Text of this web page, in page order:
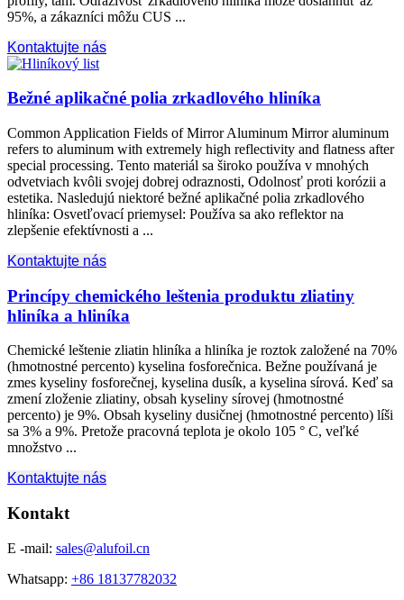
95%, a zákazníci môžu CUS ...
Kontaktujte nás
Bežné aplikačné polia zrkadlového hliníka
Common Application Fields of Mirror Aluminum Mirror aluminum
refers to aluminum with extremely high reflectivity and flatness after
special processing. Tento materiál sa široko používa v mnohých
odvetviach kvôli svojej dobrej odraznosti, Odolnosť proti korózii a
estetika. Nasledujú niektoré bežné aplikačné polia zrkadlového
hliníka: Osvetľovací priemysel: Používa sa ako reflektor na
zlepšenie efektívnosti a ...
Kontaktujte nás
Princípy chemického leštenia produktu zliatiny
hliníka a hliníka
Chemické leštenie zliatin hliníka a hliníka je roztok založené na 70%
(hmotnostné percento) kyselina fosforečnica. Bežne používaná je
zmes kyseliny fosforečnej, kyselina dusík, a kyselina sírová. Keď sa
zmení zloženie zliatiny, obsah kyseliny sírovej (hmotnostné
percento) je 9%. Obsah kyseliny dusičnej (hmotnostné percento) líši
sa 3% a 9%. Pretože pracovná teplota je okolo 105 ° C, veľké
množstvo ...
Kontaktujte nás
Kontakt
E -mail: sales@alufoil.cn
Whatsapp: +86 18137782032